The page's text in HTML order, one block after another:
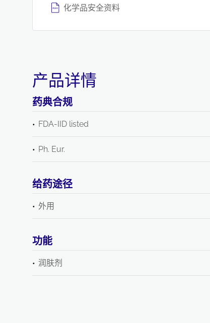
化学品安全资料
产品详情
药典合规
FDA-IID listed
Ph. Eur.
给药途径
外用
功能
润肤剂